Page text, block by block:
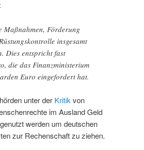
Maßnahmen, Förderung
insgesamt
Dies entspricht fast
die das Finanzministerium
Euro eingefordert hat.
unter der Kritik von
im Ausland Geld
werden um deutschen
zur Rechenschaft zu ziehen.